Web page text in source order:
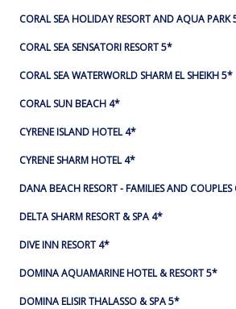
CORAL SEA HOLIDAY RESORT AND AQUA PARK
CORAL SEA SENSATORI RESORT 5*
CORAL SEA WATERWORLD SHARM EL SHEIKH 5*
CORAL SUN BEACH 4*
CYRENE ISLAND HOTEL 4*
CYRENE SHARM HOTEL 4*
DANA BEACH RESORT - FAMILIES AND
DELTA SHARM RESORT & SPA 4*
DIVE INN RESORT 4*
DOMINA AQUAMARINE HOTEL & RESORT 5*
DOMINA ELISIR THALASSO & SPA 5*